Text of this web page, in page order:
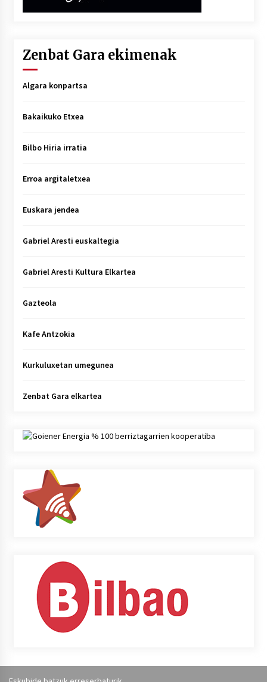
Zenbat Gara ekimenak
Algara konpartsa
Bakaikuko Etxea
Bilbo Hiria irratia
Erroa argitaletxea
Euskara jendea
Gabriel Aresti euskaltegia
Gabriel Aresti Kultura Elkartea
Gazteola
Kafe Antzokia
Kurkuluxetan umegunea
Zenbat Gara elkartea